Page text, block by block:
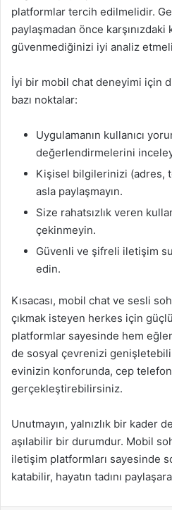
platformlar tercih edilmelidir.
paylaşmadan önce
güvenmediğinizi iyi analiz
İyi bir mobil chat deneyimi için
bazı noktalar:
Uygulamanın kullanıcı
değerlendirmelerini
Kişisel bilgilerinizi (adres,
asla paylaşmayın.
Size rahatsızlık veren
çekinmeyin.
Güvenli ve şifreli iletişim
edin.
Kısacası, mobil chat ve sesli
çıkmak isteyen herkes için
platformlar sayesinde hem
de sosyal çevrenizi
evinizin konforunda, cep
gerçekleştirebilirsiniz.
Unutmayın, yalnızlık bir kader
aşılabilir bir durumdur. Mobil
iletişim platformları sayesinde
katabilir, hayatın tadını